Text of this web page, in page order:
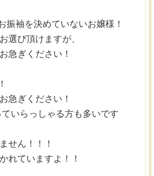
振袖を決めていないお嬢様！
選び頂けますが、
急ぎください！
急ぎください！
いらっしゃる方も多いです
せん！！！
れていますよ！！